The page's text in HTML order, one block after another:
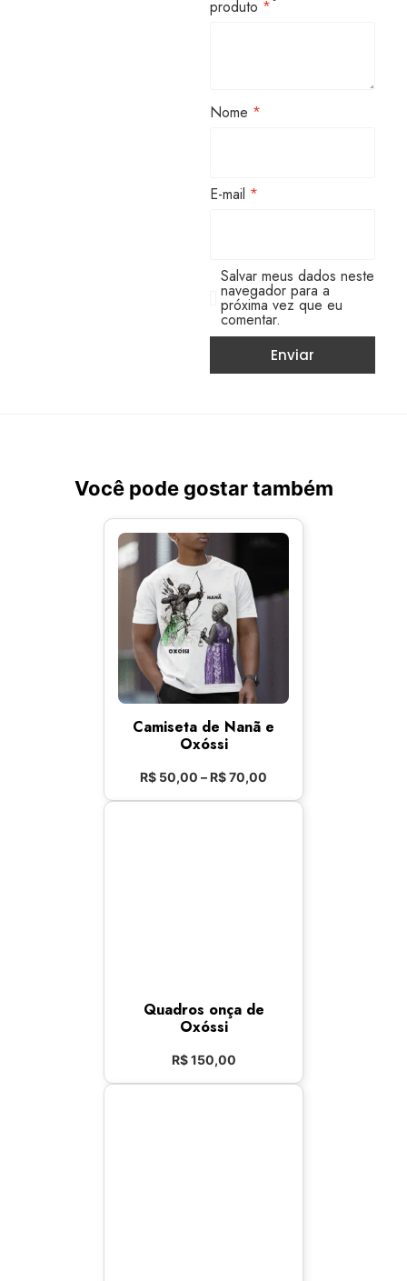
produto *
Nome *
E-mail *
Salvar meus dados neste
navegador para a
próxima vez que eu
comentar.
Você pode gostar também
Camiseta de Nanã e
Oxóssi
R$ 50,00 –R$70,00
Quadros onça de
Oxóssi
R$150,00